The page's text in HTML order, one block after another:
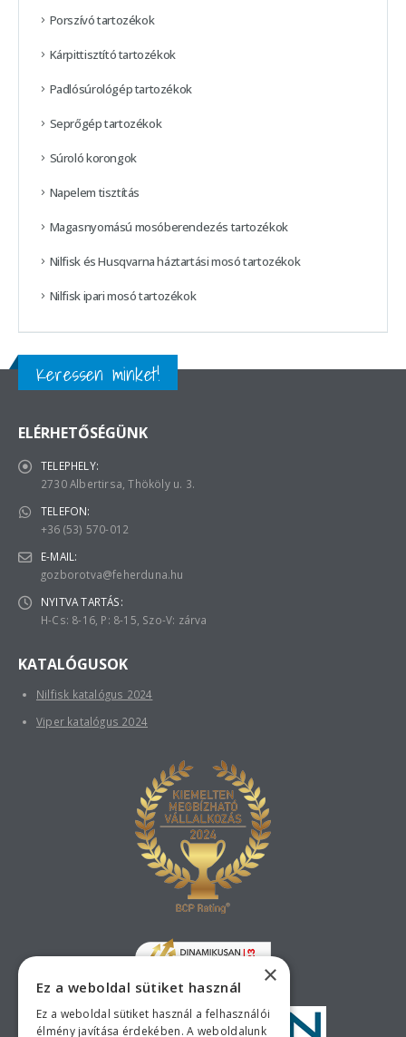
Porszívó tartozékok
Kárpittisztító tartozékok
Padlósúrológép tartozékok
Seprőgép tartozékok
Súroló korongok
Napelem tisztítás
Magasnyomású mosóberendezés tartozékok
Nilfisk és Husqvarna háztartási mosó tartozékok
Nilfisk ipari mosó tartozékok
Keressen minket!
ELÉRHETŐSÉGÜNK
TELEPHELY:
2730 Albertirsa, Thököly u. 3.
TELEFON:
+36 (53) 570-012
E-MAIL:
gozborotva@feherduna.hu
NYITVA TARTÁS:
H-Cs: 8-16, P: 8-15, Szo-V: zárva
KATALÓGUSOK
Nilfisk katalógus 2024
Viper katalógus 2024
×
Ez a weboldal sütiket használ
Ez a weboldal sütiket használ a felhasználói
élmény javítása érdekében. A weboldalunk